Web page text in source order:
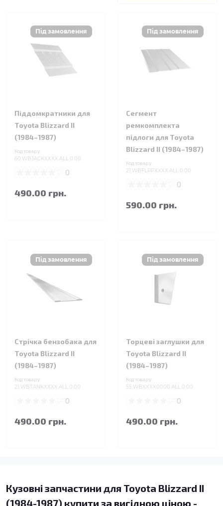
Піддомкратники для
Toyota Blizzard II
(1984–1987)
Код товару:
60.WBJACKXXXX.ALL.0.00
0
490.00 грн.
Сегмент
ремкомплекта
підлоги для Toyota
Blizzard II (1984–1987)
Код товару:
21.WBFLRPXXXX.ALL.0.00
0
590.00 грн.
Стрічка бензобака для
Toyota Blizzard II
(1984–1987)
Код товару:
21.WBTANKXXXX.ALL.0.00
0
490.00 грн.
Торцеві заглушки для
Toyota Blizzard II
(1984–1987)
Код товару:
55.WBXXXX0000.ALL.0.00
0
490.00 грн.
Кузовні запчастини для Toyota Blizzard II
(1984-1987) купити за вигідною ціною -